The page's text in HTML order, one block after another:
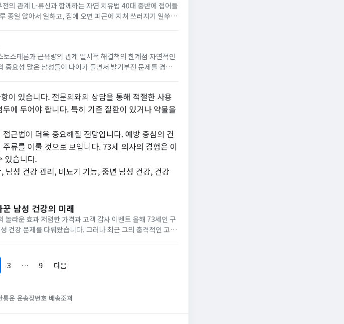
신과 함께하는 자연 치유법 40대 중반에 접어들
종일 앉아서 일하고, 집에 오면 피곤에 지쳐 쓰러지기 일쑤였
스테론과 근육량의 관계 일시적 해결책의 한계점 자연적인
문제를 경험하
이 있습니다. 전문의와의 상담을 통해 적절한 사용
에 두어야 합니다. 특히 기존 질환이 있거나 약물을
근법이 더욱 중요해질 전망입니다. 예방 중심의 건
류를 이룰 것으로 보입니다. 73세 의사의 경험은 이
있습니다.
성 건강 관리, 비뇨기 기능, 중년 남성 건강, 건강
남성 건강의 미래
과 저렴한 가격과 고객 감사 이벤트 올해 73세인 구
건강 문제를 다뤄왔습니다. 그러나 최근 그의 충격적인 고백
3 … 9 다음
통운 운송장번호 배송조회